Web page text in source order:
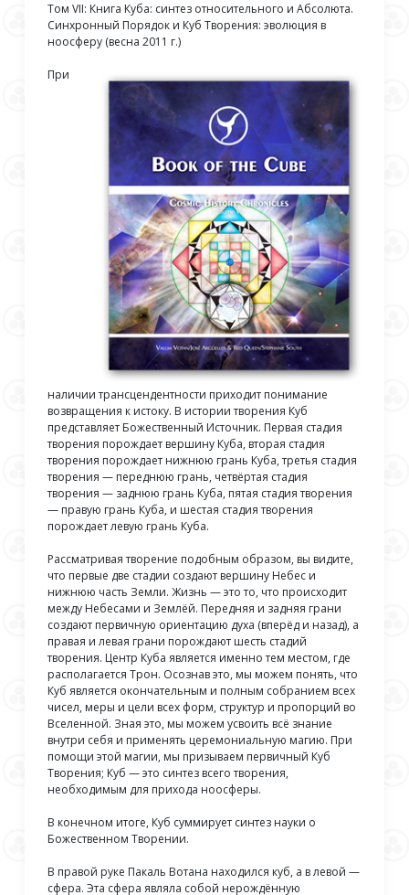
Том VII: Книга Куба: синтез относительного и Абсолюта.
Синхронный Порядок и Куб Творения: эволюция в
ноосферу (весна 2011 г.)
При
наличии трансцендентности приходит понимание
возвращения к истоку. В истории творения Куб
представляет Божественный Источник. Первая стадия
творения порождает вершину Куба, вторая стадия
творения порождает нижнюю грань Куба, третья стадия
творения — переднюю грань, четвёртая стадия
творения — заднюю грань Куба, пятая стадия творения
— правую грань Куба, и шестая стадия творения
порождает левую грань Куба.
Рассматривая творение подобным образом, вы видите,
что первые две стадии создают вершину Небес и
нижнюю часть Земли. Жизнь — это то, что происходит
между Небесами и Землёй. Передняя и задняя грани
создают первичную ориентацию духа (вперёд и назад), а
правая и левая грани порождают шесть стадий
творения. Центр Куба является именно тем местом, где
располагается Трон. Осознав это, мы можем понять, что
Куб является окончательным и полным собранием всех
чисел, меры и цели всех форм, структур и пропорций во
Вселенной. Зная это, мы можем усвоить всё знание
внутри себя и применять церемониальную магию. При
помощи этой магии, мы призываем первичный Куб
Творения; Куб — это синтез всего творения,
необходимым для прихода ноосферы.
В конечном итоге, Куб суммирует синтез науки о
Божественном Творении.
В правой руке Пакаль Вотана находился куб, а в левой —
сфера. Эта сфера являла собой нерождённую